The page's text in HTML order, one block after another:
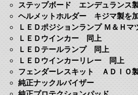
ステップボード エンデュランス
ヘルメットホルダー キジマ製を
ＬＥＤポジションランプ Ｍ＆Ｈマ
ＬＥＤウインカー 同上
ＬＥＤテールランプ 同上
ＬＥＤウインカーリレー 同上
フェンダーレスキット ＡＤＩＯ
純正ナックルバイザー